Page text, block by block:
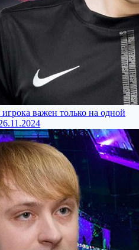
игрока важен только на одной